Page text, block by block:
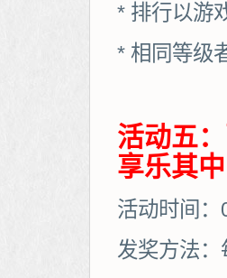
* 排行以游
* 相同等级
活动五
享乐其中
活动时间
发奖方法：